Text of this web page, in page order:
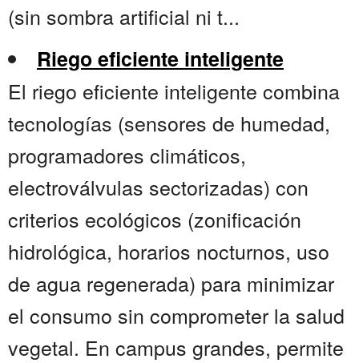
(sin sombra artificial ni t...
Riego eficiente inteligente
El riego eficiente inteligente combina
tecnologías (sensores de humedad,
programadores climáticos,
electroválvulas sectorizadas) con
criterios ecológicos (zonificación
hidrológica, horarios nocturnos, uso
de agua regenerada) para minimizar
el consumo sin comprometer la salud
vegetal. En campus grandes, permite